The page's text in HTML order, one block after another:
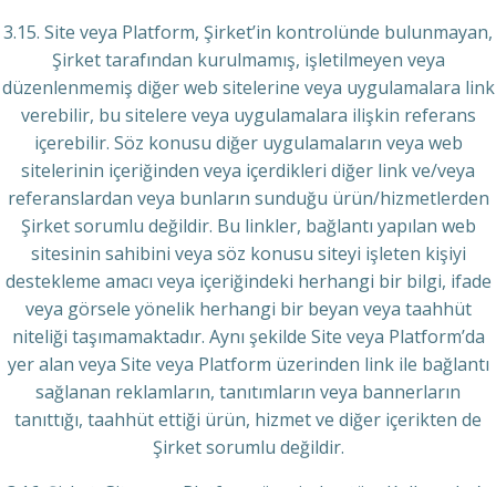
3.15. Site veya Platform, Şirket’in kontrolünde bulunmayan,
Şirket tarafından kurulmamış, işletilmeyen veya
düzenlenmemiş diğer web sitelerine veya uygulamalara link
verebilir, bu sitelere veya uygulamalara ilişkin referans
içerebilir. Söz konusu diğer uygulamaların veya web
sitelerinin içeriğinden veya içerdikleri diğer link ve/veya
referanslardan veya bunların sunduğu ürün/hizmetlerden
Şirket sorumlu değildir. Bu linkler, bağlantı yapılan web
sitesinin sahibini veya söz konusu siteyi işleten kişiyi
destekleme amacı veya içeriğindeki herhangi bir bilgi, ifade
veya görsele yönelik herhangi bir beyan veya taahhüt
niteliği taşımamaktadır. Aynı şekilde Site veya Platform’da
yer alan veya Site veya Platform üzerinden link ile bağlantı
sağlanan reklamların, tanıtımların veya bannerların
tanıttığı, taahhüt ettiği ürün, hizmet ve diğer içerikten de
Şirket sorumlu değildir.